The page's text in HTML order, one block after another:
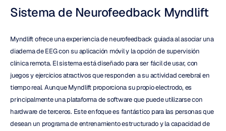
Sistema de Neurofeedback Myndlift
Myndlift ofrece una experiencia de neurofeedback guiada al asociar una
diadema de EEG con su aplicación móvil y la opción de supervisión
clínica remota. El sistema está diseñado para ser fácil de usar, con
juegos y ejercicios atractivos que responden a su actividad cerebral en
tiempo real. Aunque Myndlift proporciona su propio electrodo, es
principalmente una plataforma de software que puede utilizarse con
hardware de terceros. Este enfoque es fantástico para las personas que
desean un programa de entrenamiento estructurado y la capacidad de